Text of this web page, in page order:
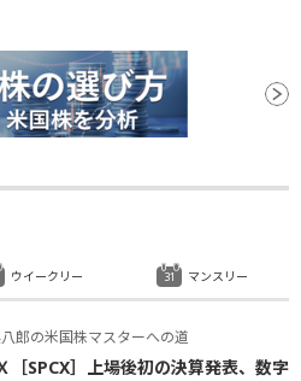
郎の米国株マスターへの道
［SPCX］上場後初の決算発表、数字
ウイークリー マンスリー